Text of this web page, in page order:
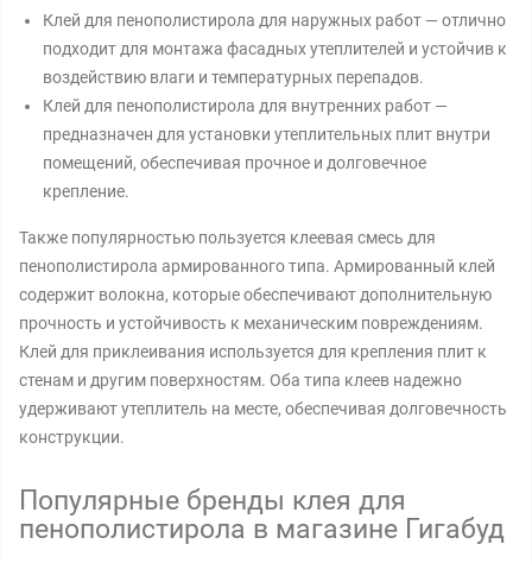
Клей для пенополистирола для наружных работ — отлично
подходит для монтажа фасадных утеплителей и устойчив к
воздействию влаги и температурных перепадов.
Клей для пенополистирола для внутренних работ —
предназначен для установки утеплительных плит внутри
помещений, обеспечивая прочное и долговечное
крепление.
Также популярностью пользуется клеевая смесь для
пенополистирола армированного типа. Армированный клей
содержит волокна, которые обеспечивают дополнительную
прочность и устойчивость к механическим повреждениям.
Клей для приклеивания используется для крепления плит к
стенам и другим поверхностям. Оба типа клеев надежно
удерживают утеплитель на месте, обеспечивая долговечность
конструкции.
Популярные бренды клея для
пенополистирола в магазине Гигабуд